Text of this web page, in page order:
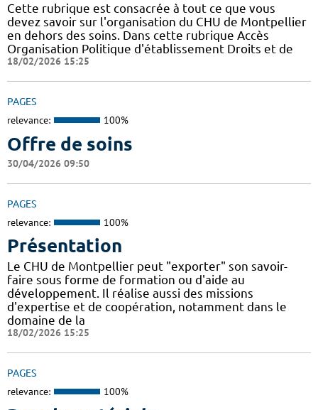
Cette rubrique est consacrée à tout ce que vous
devez savoir sur l'organisation du CHU de Montpellier
en dehors des soins. Dans cette rubrique Accès
Organisation Politique d'établissement Droits et de
18/02/2026 15:25
PAGES
relevance: 100%
Offre de soins
30/04/2026 09:50
PAGES
relevance: 100%
Présentation
Le CHU de Montpellier peut "exporter" son savoir-
faire sous forme de formation ou d'aide au
développement. Il réalise aussi des missions
d'expertise et de coopération, notamment dans le
domaine de la
18/02/2026 15:25
PAGES
relevance: 100%